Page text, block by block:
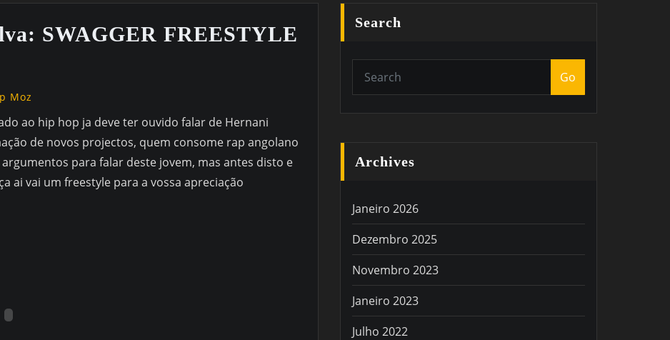
SWAGGER FREESTYLE
Moz
ao hip hop ja deve ter ouvido falar de Hernani
de novos projectos, quem consome rap angolano
para falar deste jovem, mas antes disto e
ai vai um freestyle para a vossa apreciação
Search
Go
Archives
Janeiro 2026
Dezembro 2025
Novembro 2023
Janeiro 2023
Julho 2022